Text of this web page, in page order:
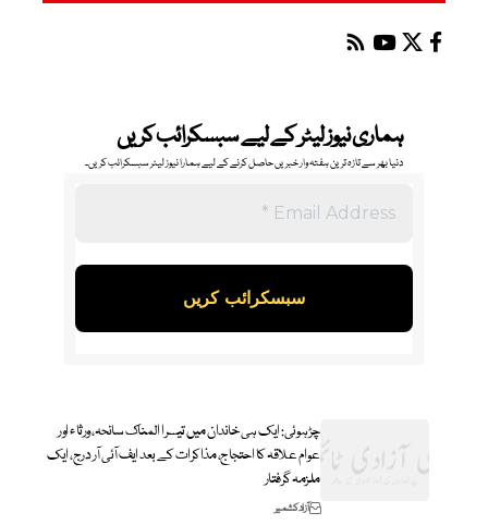
ہماری نیوز لیٹر کے لیے سبسکرائب کریں
دنیا بھر سے تازہ ترین ہفتہ وار خبریں حاصل کرنے کے لیے ہمارا نیوز لیٹر سبسکرائب کریں۔
چڑہوئی: ایک ہی خاندان میں تیسرا المناک سانحہ، ورثاء اور
عوام علاقہ کا احتجاج، مذاکرات کے بعد ایف آئی آر درج، ایک
ملزمہ گرفتار
آزاد کشمیر